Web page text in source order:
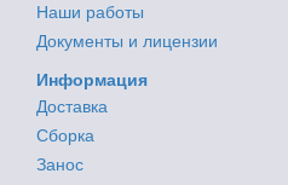
Наши работы
Документы и лицензии
Информация
Доставка
Сборка
Занос